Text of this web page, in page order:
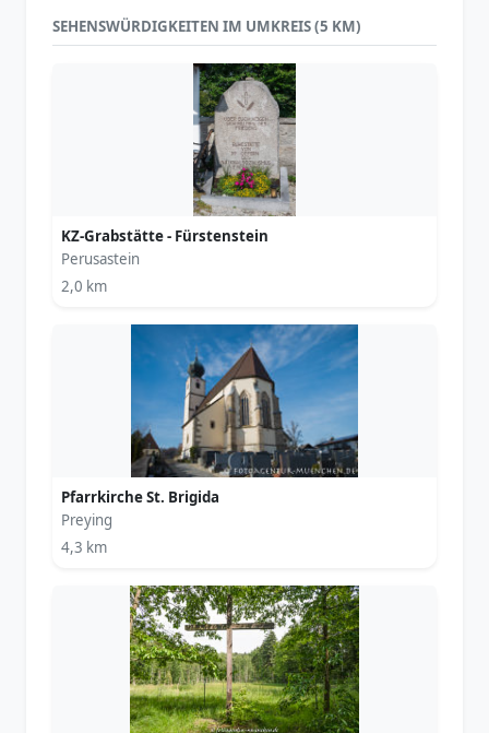
SEHENSWÜRDIGKEITEN IM UMKREIS (5 KM)
KZ-Grabstätte - Fürstenstein
Perusastein
2,0 km
Pfarrkirche St. Brigida
Preying
4,3 km